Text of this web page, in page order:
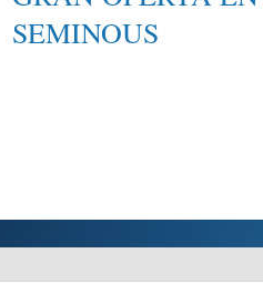
SEMINOUS